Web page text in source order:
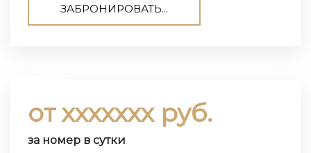
ЗАБРОНИРОВАТЬ...
от ххххххх руб.
за номер в сутки